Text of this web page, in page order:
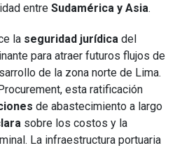
entre Sudamérica y Asia.
la seguridad jurídica del
para atraer futuros flujos de
de la zona norte de Lima.
esta ratificación
de abastecimiento a largo
sobre los costos y la
La infraestructura portuaria